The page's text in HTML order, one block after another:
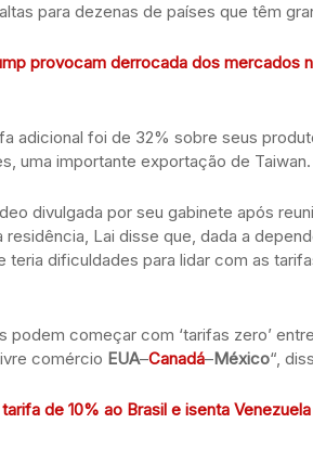
para dezenas de países que têm
provocam derrocada dos mercados
adicional foi de 32% sobre seus
uma importante exportação de Taiwan.
divulgada por seu gabinete após
Lai disse que, dada a
teria dificuldades para lidar com as
podem começar com ‘tarifas zero’
comércio EUA–Canadá–México“,
de 10% ao Brasil e isenta